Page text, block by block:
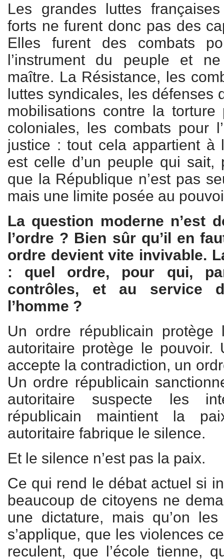
Les grandes luttes
forts ne furent donc pas des
Elles furent des combats
l’instrument du peuple et
maître. La Résistance, les
luttes syndicales, les défenses
mobilisations contre la
coloniales, les combats pour
justice : tout cela appartient à
est celle d’un peuple qui sait,
que la République n’est pas
mais une limite posée au
La question moderne n’est
l’ordre ? Bien sûr qu’il en
ordre devient vite invivable.
: quel ordre, pour qui,
contrôles, et au service
l’homme ?
Un ordre républicain
autoritaire protège le pouvoir.
accepte la contradiction, un
Un ordre républicain
autoritaire suspecte les
républicain maintient la
autoritaire fabrique le silence.
Et le silence n’est pas la paix.
Ce qui rend le débat actuel si
beaucoup de citoyens ne
une dictature, mais qu’on
s’applique, que les violences
reculent, que l’école tienne,